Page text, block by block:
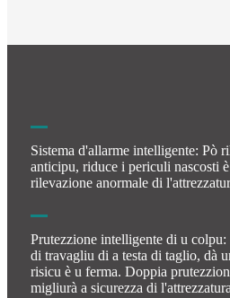
Sistema d'allarme intelligente: Pò
anticipu, riduce i periculi nascosti
rilevazione anormale di
Prutezzione intelligente di u
di travagliu di a testa di taglio, dà
risicu è u ferma. Doppia
migliurà a sicurezza di